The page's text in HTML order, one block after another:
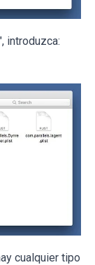
introduzca:
cualquier tipo